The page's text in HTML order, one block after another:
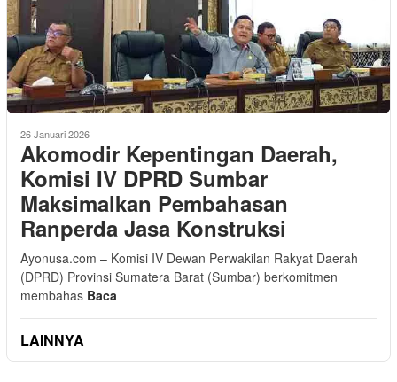
26 Januari 2026
Akomodir Kepentingan Daerah,
Komisi IV DPRD Sumbar
Maksimalkan Pembahasan
Ranperda Jasa Konstruksi
Ayonusa.com – Komisi IV Dewan Perwakilan Rakyat Daerah
(DPRD) Provinsi Sumatera Barat (Sumbar) berkomitmen
membahas Baca
LAINNYA